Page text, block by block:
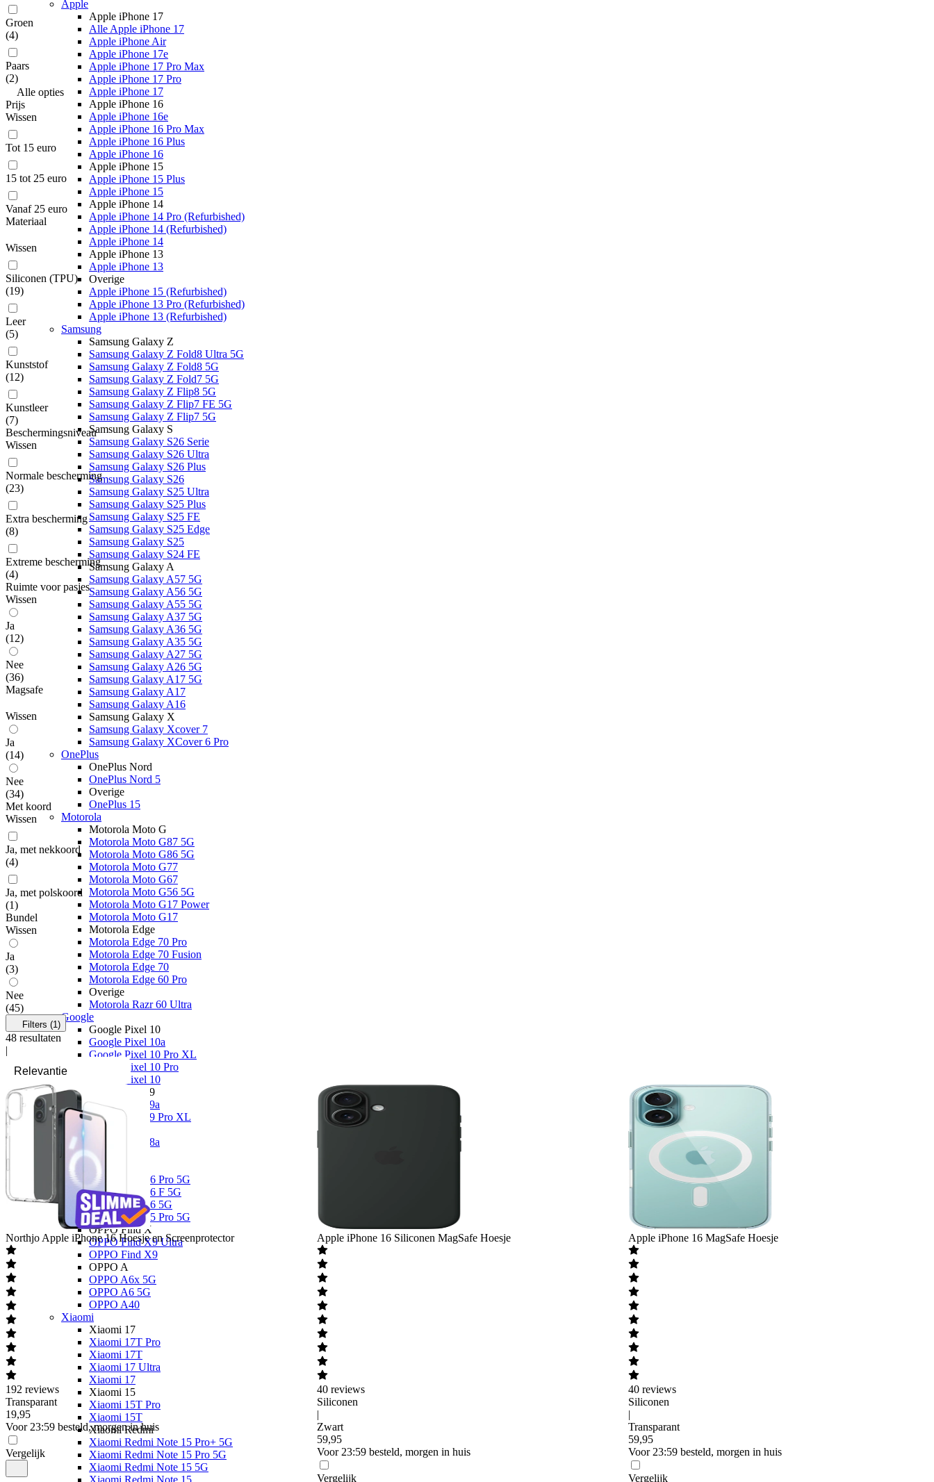
Apple
Apple iPhone 17
Alle Apple iPhone 17
Apple iPhone Air
Apple iPhone 17e
Apple iPhone 17 Pro Max
Apple iPhone 17 Pro
Apple iPhone 17
Apple iPhone 16
Apple iPhone 16e
Apple iPhone 16 Pro Max
Apple iPhone 16 Plus
Apple iPhone 16
Apple iPhone 15
Apple iPhone 15 Plus
Apple iPhone 15
Apple iPhone 14
Apple iPhone 14 Pro (Refurbished)
Apple iPhone 14 (Refurbished)
Apple iPhone 14
Apple iPhone 13
Apple iPhone 13
Overige
Apple iPhone 15 (Refurbished)
Apple iPhone 13 Pro (Refurbished)
Apple iPhone 13 (Refurbished)
Samsung
Samsung Galaxy Z
Samsung Galaxy Z Fold8 Ultra 5G
Samsung Galaxy Z Fold8 5G
Samsung Galaxy Z Fold7 5G
Samsung Galaxy Z Flip8 5G
Samsung Galaxy Z Flip7 FE 5G
Samsung Galaxy Z Flip7 5G
Samsung Galaxy S
Samsung Galaxy S26 Serie
Samsung Galaxy S26 Ultra
Samsung Galaxy S26 Plus
Samsung Galaxy S26
Samsung Galaxy S25 Ultra
Samsung Galaxy S25 Plus
Samsung Galaxy S25 FE
Samsung Galaxy S25 Edge
Samsung Galaxy S25
Samsung Galaxy S24 FE
Samsung Galaxy A
Samsung Galaxy A57 5G
Samsung Galaxy A56 5G
Samsung Galaxy A55 5G
Samsung Galaxy A37 5G
Samsung Galaxy A36 5G
Samsung Galaxy A35 5G
Samsung Galaxy A27 5G
Samsung Galaxy A26 5G
Samsung Galaxy A17 5G
Samsung Galaxy A17
Samsung Galaxy A16
Samsung Galaxy X
Samsung Galaxy Xcover 7
Samsung Galaxy XCover 6 Pro
OnePlus
OnePlus Nord
OnePlus Nord 5
Overige
OnePlus 15
Motorola
Motorola Moto G
Motorola Moto G87 5G
Motorola Moto G86 5G
Motorola Moto G77
Motorola Moto G67
Motorola Moto G56 5G
Motorola Moto G17 Power
Motorola Moto G17
Motorola Edge
Motorola Edge 70 Pro
Motorola Edge 70 Fusion
Motorola Edge 70
Motorola Edge 60 Pro
Overige
Motorola Razr 60 Ultra
Google
Google Pixel 10
Google Pixel 10a
Google Pixel 10 Pro XL
Google Pixel 10 Pro
Google Pixel 10
Google Pixel 9
Google Pixel 9a
Google Pixel 9 Pro XL
Google Pixel 8a
OPPO
OPPO Reno
OPPO Reno16 Pro 5G
OPPO Reno16 F 5G
OPPO Reno16 5G
OPPO Reno15 Pro 5G
OPPO Find X
OPPO Find X9 Ultra
OPPO Find X9
OPPO A
OPPO A6x 5G
OPPO A6 5G
OPPO A40
Xiaomi
Xiaomi 17
Xiaomi 17T Pro
Xiaomi 17T
Xiaomi 17 Ultra
Xiaomi 17
Xiaomi 15
Xiaomi 15T Pro
Xiaomi 15T
Xiaomi Redmi
Xiaomi Redmi Note 15 Pro+ 5G
Xiaomi Redmi Note 15 Pro 5G
Xiaomi Redmi Note 15 5G
Xiaomi Redmi Note 15
Groen
(4)
Paars
(2)
Alle opties
Prijs
Wissen
Tot 15 euro
15 tot 25 euro
Vanaf 25 euro
Materiaal
Wissen
Siliconen (TPU)
(19)
Leer
(5)
Kunststof
(12)
Kunstleer
(7)
Beschermingsniveau
Wissen
Normale bescherming
(23)
Extra bescherming
(8)
Extreme bescherming
(4)
Ruimte voor pasjes
Wissen
Ja
(12)
Nee
(36)
Magsafe
Wissen
Ja
(14)
Nee
(34)
Met koord
Wissen
Ja, met nekkoord
(4)
Ja, met polskoord
(1)
Bundel
Wissen
Ja
(3)
Nee
(45)
Filters (1)
48 resultaten
|
Northjo Apple iPhone 16 Hoesje en Screenprotector
192 reviews
Transparant
19,95
Voor 23:59 besteld, morgen in huis
Vergelijk
Apple iPhone 16 Siliconen MagSafe Hoesje
40 reviews
Siliconen
|
Zwart
59,95
Voor 23:59 besteld, morgen in huis
Vergelijk
Apple iPhone 16 MagSafe Hoesje
40 reviews
Siliconen
|
Transparant
59,95
Voor 23:59 besteld, morgen in huis
Vergelijk